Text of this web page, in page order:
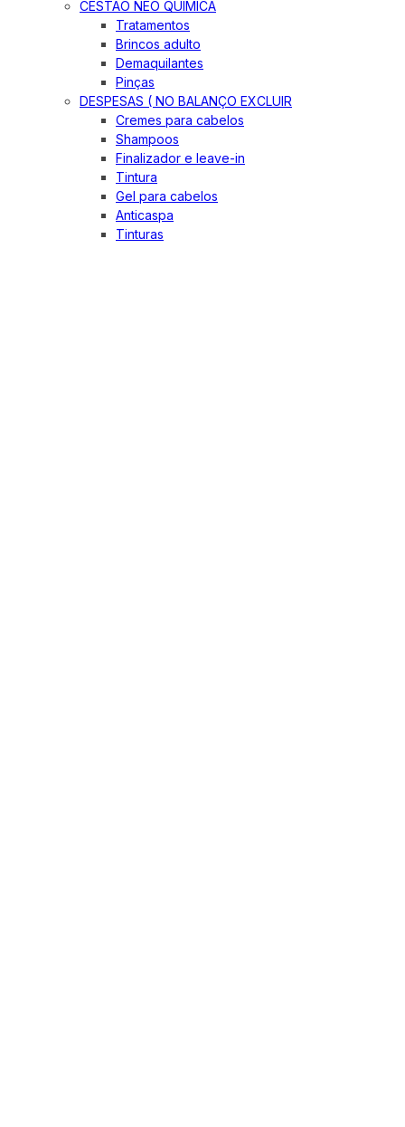
CESTÃO NEO QUIMICA
Tratamentos
Brincos adulto
Demaquilantes
Pinças
DESPESAS ( NO BALANÇO EXCLUIR
Cremes para cabelos
Shampoos
Finalizador e leave-in
Tintura
Gel para cabelos
Anticaspa
Tinturas